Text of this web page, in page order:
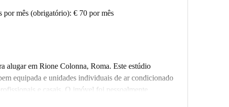
por mês (obrigatório): € 70 por mês
alugar em Rione Colonna, Roma. Este estúdio
equipada e unidades individuais de ar condicionado
e casais. O imóvel foi pessoalmente
qualidade e tranquilidade.